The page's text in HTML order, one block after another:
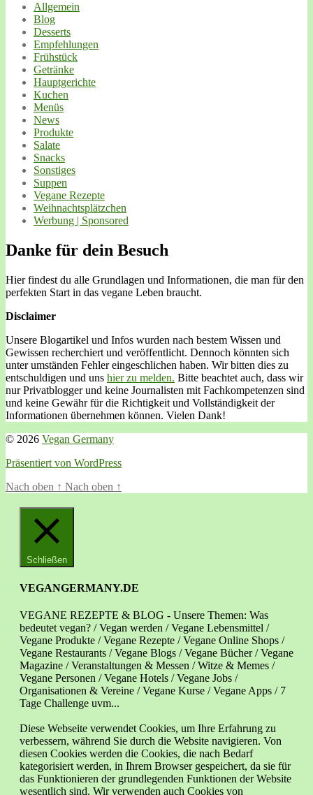
Allgemein
Blog
Desserts
Empfehlungen
Frühstück
Getränke
Hauptgerichte
Kuchen
Menüs
News
Produkte
Salate
Snacks
Sonstiges
Suppen
Vegane Rezepte
Weihnachtsplätzchen
Werbung | Sponsored
Danke für dein Besuch
Hier findest du alle Grundlagen und Informationen, die man für den
perfekten Start in das vegane Leben braucht.
Disclaimer
Unsere Blogartikel und Infos wurden nach bestem Wissen und
Gewissen recherchiert und veröffentlicht. Dennoch könnten sich
unter umständen Fehler eingeschlichen haben. Wir bitten dies zu
entschuldigen und uns hier zu melden. Bitte beachtet auch, dass wir
nur Privatblogger und keine Journalisten mit Fachkompetenzen sind
und keine Gewähr für die Richtigkeit und Vollständigkeit der
Informationen übernehmen können. Vielen Dank!
© 2026 Vegan Germany
Präsentiert von WordPress
Nach oben ↑ Nach oben ↑
Schließen
VEGANGERMANY.DE
VEGANE REZEPTE & BLOG - Unsere Themen: Was
bedeutet vegan? / Vegan werden / Vegane Lebensmittel /
Vegane Produkte / Vegane Rezepte / Vegane Online Shops /
Vegane Restaurants / Vegane Blogs / Vegane Bücher / Vegane
Magazine / Veranstaltungen & Messen / Witze & Memes /
Vegane Personen / Vegane Hotels / Vegane Jobs /
Organisationen & Vereine / Vegane Kurse / Vegane Apps / 7
Tage Challenge uvm...
Diese Webseite verwendet Cookies, um Ihre Erfahrung zu
verbessern, während Sie durch die Website navigieren. Von
diesen Cookies werden die Cookies, die nach Bedarf
kategorisiert werden, in Ihrem Browser gespeichert, da sie für
das Funktionieren der grundlegenden Funktionen der Website
wesentlich sind. Wir verwenden auch Cookies von